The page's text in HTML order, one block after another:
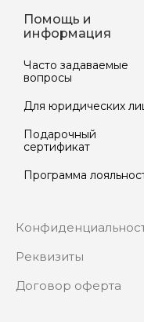
Помощь и
информация
Часто задаваемые
вопросы
Для юридических
Подарочный
сертификат
Программа
Реквизиты
Договор оферта